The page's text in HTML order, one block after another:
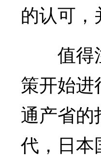
的认可
值得注
策开始
通产省
代，日本